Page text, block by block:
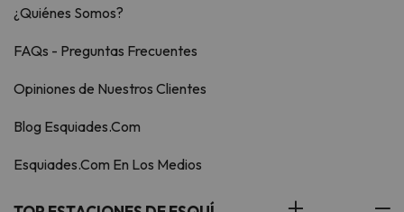
¿Quiénes Somos?
FAQs - Preguntas Frecuentes
Opiniones de Nuestros Clientes
Blog Esquiades.Com
Esquiades.Com En Los Medios